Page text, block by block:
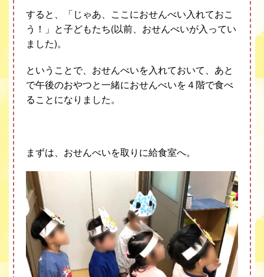
すると、「じゃあ、ここにおせんべい入れておこ
う！」と子どもたち(以前、おせんべいが入ってい
ました)。
ということで、おせんべいを入れておいて、あと
で午後のおやつと一緒におせんべいを４階で食べ
ることになりました。
まずは、おせんべいを取りに給食室へ。